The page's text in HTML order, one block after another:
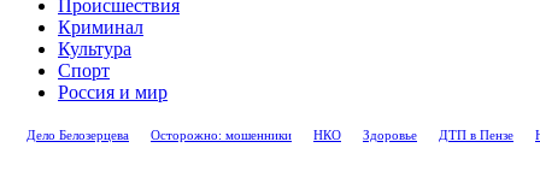
Происшествия
Криминал
Культура
Спорт
Россия и мир
Дело Белозерцева Осторожно: мошенники НКО Здоровье ДТП в Пензе